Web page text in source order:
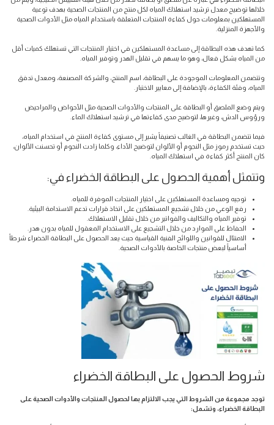
خلالها توضيح معدل ترشيد استهلاك المياه لكل منتج من المنتجات الصحية بهدف توعية
المستهلكين بمعلومات حول كفاءة المنتجات المتعلقة باستخدام المياه مثل الأدوات الصحية
والأجهزة المنزلية.
كما تهدف هذه البطاقة إلى مساعدة المستهلكين في اختيار المنتجات التي تستهلك كميات أقل
من المياه بشكل فعال، وهو ما يسهم في تقليل الهدر وتوفير المياه.
وتتضمن المعلومات الموجودة على البطاقة، اسم المنتج، والشركة المصنعة، ومعدل تدفق
المياه، وفئة الكفاءة، بالإضافة إلى معايير الاختبار.
ويتم وضع الملصق أو البطاقة على المنتجات والأدوات الصحية مثل الأحواض والمراحيض
ورؤوس الدش، وغيرها، لتوضيح مدى كفاءتها في ترشيد استهلاك الماء.
فيما تتضمن البطاقة في الغالب تصنيفاً يشير إلى مستوى كفاءة المنتج في استخدام المياه،
حيث تستخدم رموز مثل النجوم أو الألوان لتوضيح الأداء، وكلما زادت النجوم أو تحسنت الألوان،
كان المنتج أكثر كفاءة في استهلاك المياه.
وتتمثل أهمية الحصول على البطاقة الخضراء في:
توجيه ومساعدة المستهلكين على اختيار المنتجات الموفرة للمياه.
رفع الوعي من خلال تشجيع المستهلكين على اتخاذ قرارات تدعم الاستدامة البيئية.
توفير المياه والتكاليف والفواتير من خلال تقليل الاستهلاك.
الحفاظ على الموارد من خلال التشجيع على الاستخدام المعقول للمياه بدون هدر.
الامتثال للقوانين واللوائح الفنية القياسية حيث يعد الحصول على البطاقة الخضراء شرطاً
أساسياً لبعض منتجات الخاصة بالأدوات الصحية.
شروط الحصول على البطاقة الخضراء
توجد مجموعة من الشروط التي يجب الالتزام بها لحصول المنتجات والأدوات الصحية على
البطاقة الخضراء، وتشمل: